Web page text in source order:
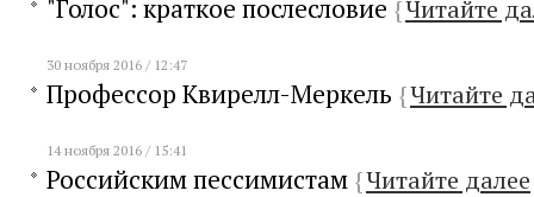
"Голос": краткое послесловие {Читайте
30 ноября 2016 / 12:47
Профессор Квирелл-Меркель {Читайте
14 ноября 2016 / 15:41
Российским пессимистам {Читайте далее